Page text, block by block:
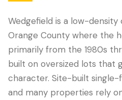
Wedgefield is a low-
Orange County where the
primarily from the 1980s
built on oversized lots that
character. Site-built single-
and many properties rely